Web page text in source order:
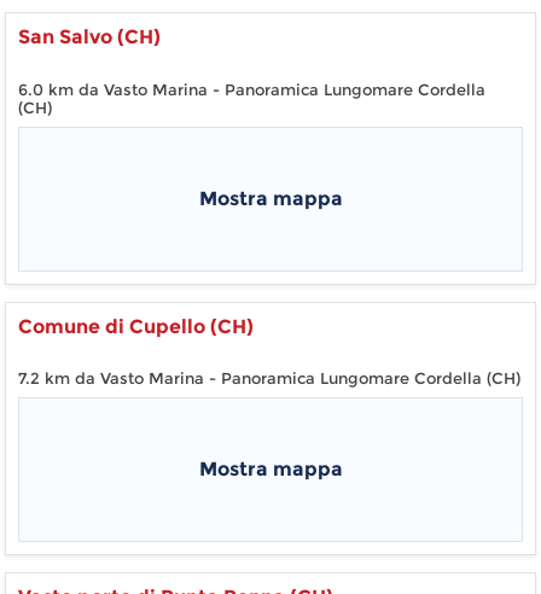
San Salvo (CH)
6.0 km da Vasto Marina - Panoramica Lungomare Cordella
(CH)
Mostra mappa
Comune di Cupello (CH)
7.2 km da Vasto Marina - Panoramica Lungomare Cordella (CH)
Mostra mappa